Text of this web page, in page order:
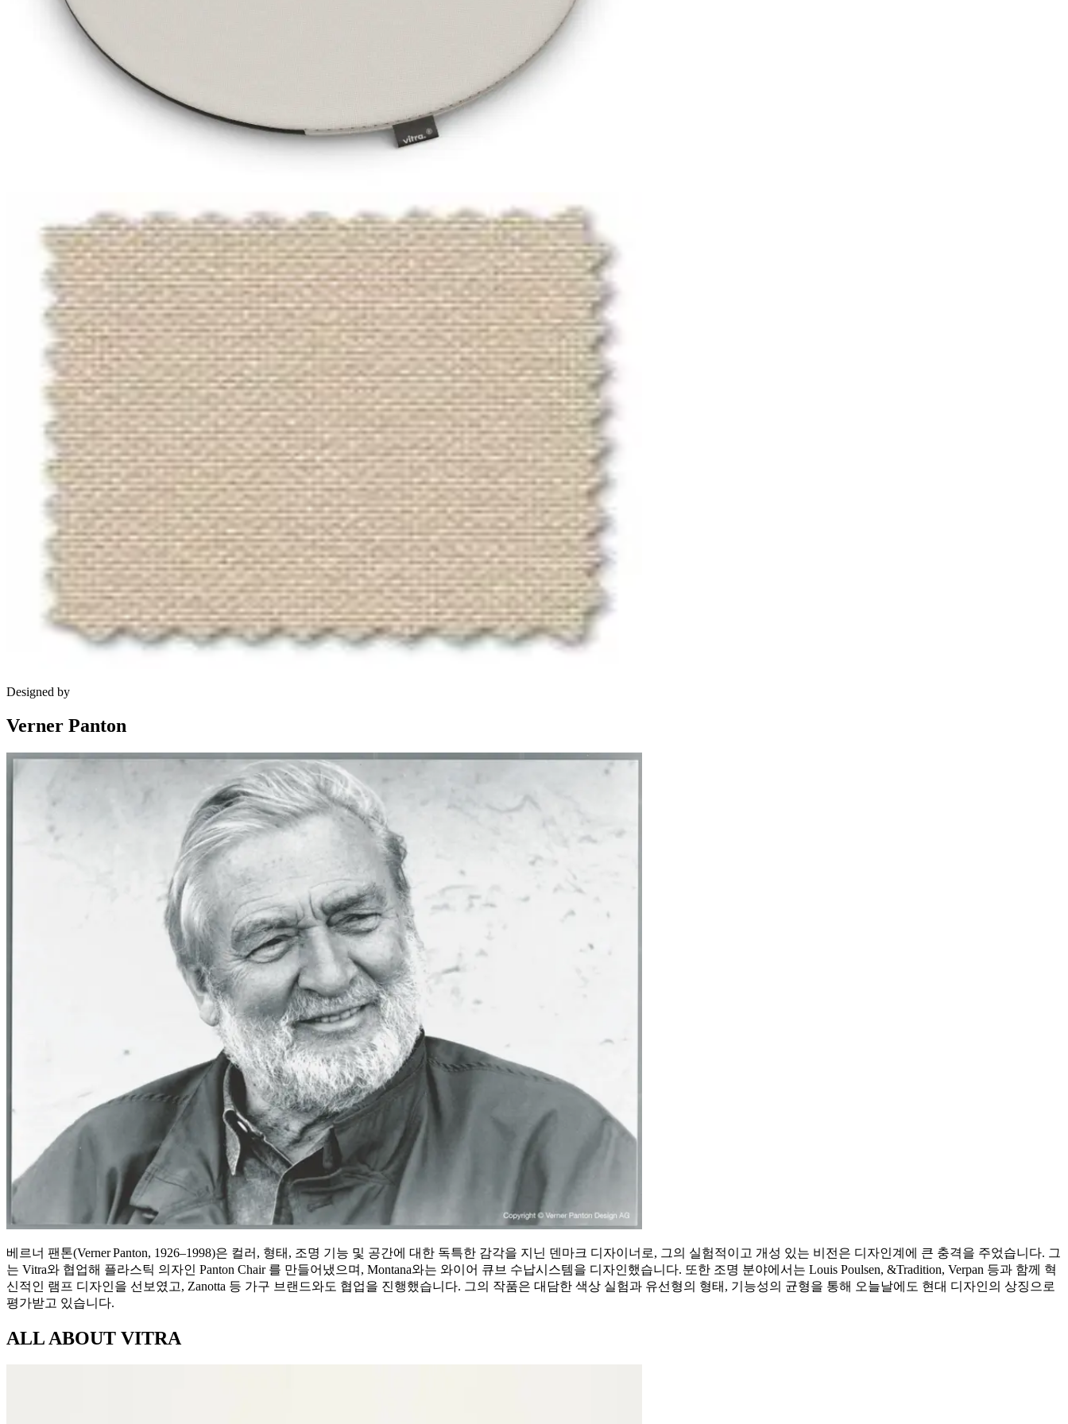
Designed by
Verner Panton
베르너 팬톤(Verner Panton, 1926–1998)은 컬러, 형태, 조명 기능 및 공간에 대한 독특한 감각을 지닌 덴마크 디자이너로, 그의 실험적이고 개성 있는 비전은 디자인계에 큰 충격을 주었습니다. 그
는 Vitra와 협업해 플라스틱 의자인 Panton Chair 를 만들어냈으며, Montana와는 와이어 큐브 수납시스템을 디자인했습니다. 또한 조명 분야에서는 Louis Poulsen, &Tradition, Verpan 등과 함께 혁
신적인 램프 디자인을 선보였고, Zanotta 등 가구 브랜드와도 협업을 진행했습니다. 그의 작품은 대담한 색상 실험과 유선형의 형태, 기능성의 균형을 통해 오늘날에도 현대 디자인의 상징으로
평가받고 있습니다.
ALL ABOUT VITRA